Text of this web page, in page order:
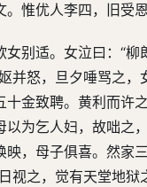
惟优人李四，旧受
别适。女泣曰：“
并怒，旦夕唾骂之
金致聘。黄利而许
为乞人妇，故咄之
，母子俱喜。然家
之，觉有天堂地狱